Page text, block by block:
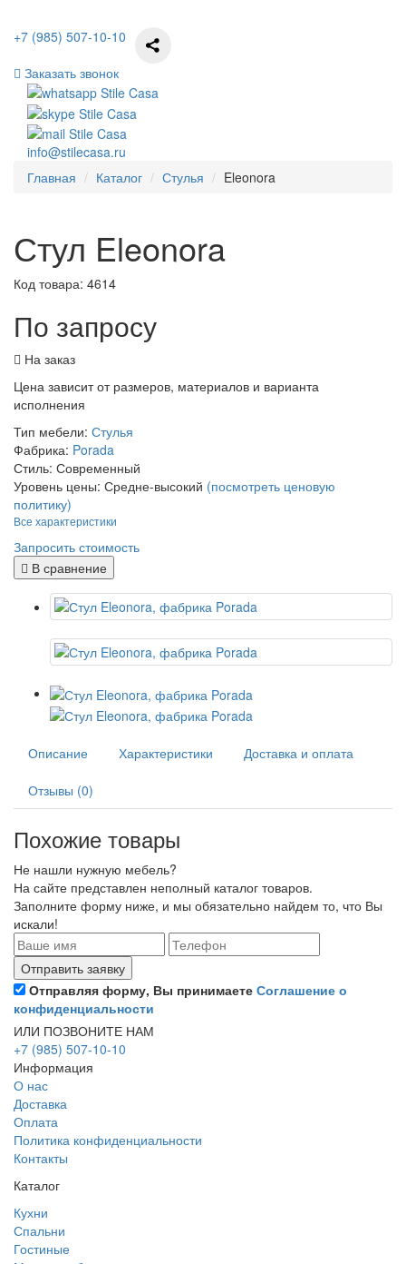
+7 (985) 507-10-10
Заказать звонок
info@stilecasa.ru
Главная
Каталог Стулья Eleonora
Стул Eleonora
Код товара: 4614
По запросу
На заказ
Цена зависит от размеров, материалов и варианта
исполнения
Тип мебели: Стулья
Фабрика: Porada
Стиль: Современный
Уровень цены: Средне-высокий (посмотреть ценовую
политику)
Все характеристики
Запросить стоимость
В сравнение
Описание Характеристики Доставка и оплата
Отзывы (0)
Похожие товары
Не нашли нужную мебель?
На сайте представлен неполный каталог товаров.
Заполните форму ниже, и мы обязательно найдем то, что Вы
искали!
Отправляя форму, Вы принимаете Соглашение о
конфиденциальности
ИЛИ ПОЗВОНИТЕ НАМ
+7 (985) 507-10-10
Информация
О нас
Доставка
Оплата
Политика конфиденциальности
Контакты
Каталог
Кухни
Спальни
Гостиные